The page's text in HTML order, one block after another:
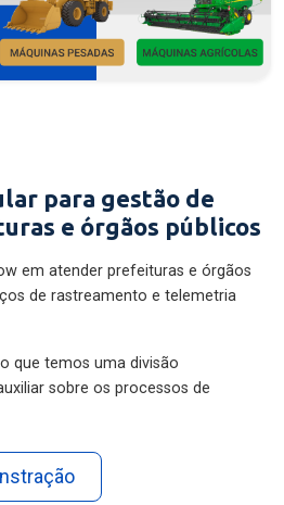
para gestão de
e órgãos públicos
em atender prefeituras e órgãos
de rastreamento e telemetria
que temos uma divisão
sobre os processos de